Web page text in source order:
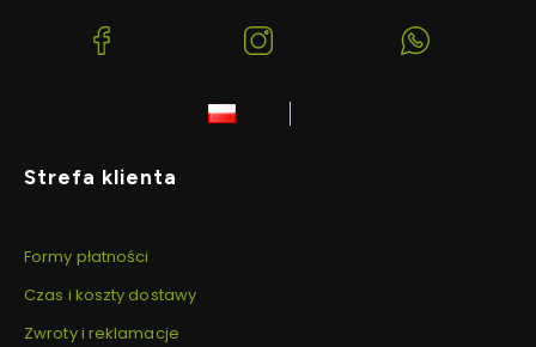
(Otwiera
nowej
(Otwiera
Linki w stopce
Strefa klienta
Formy płatności
Czas i koszty dostawy
Zwroty i reklamacje